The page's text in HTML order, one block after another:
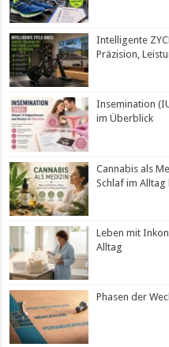
Intelligente
Präzision,
Insemination
im Überblick
Cannabis als
Schlaf im
Leben mit
Alltag
Phasen der